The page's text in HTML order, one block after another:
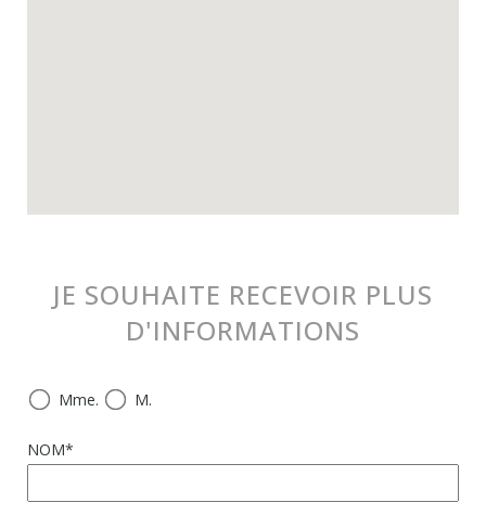
JE SOUHAITE RECEVOIR PLUS
D'INFORMATIONS
Mme. M.
NOM*